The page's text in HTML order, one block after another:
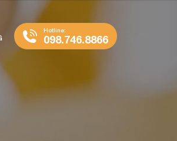
Hotline:
098.746.8866